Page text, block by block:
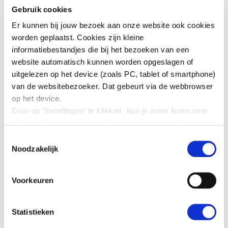
Gebruik cookies
Er kunnen bij jouw bezoek aan onze website ook cookies
worden geplaatst. Cookies zijn kleine
informatiebestandjes die bij het bezoeken van een
website automatisch kunnen worden opgeslagen of
uitgelezen op het device (zoals PC, tablet of smartphone)
van de websitebezoeker. Dat gebeurt via de webbrowser
op het device.
Door op ‘Instellingen’ te klikken, kun je meer lezen over
alle cookies zoals omschreven in onze cookieverklaring
in deze cookiebanner. Door op ‘Alleen noodzakelijke
noodzakelijke cookies.
lezen in onze
Noodzakelijk
Voorkeuren
Statistieken
kan, beter waar het moet (4812 kb)
Zicht op artikelen
Arbeidsmigratie: minder waar het kan, beter waar
het moet
Visie nodig op de toekomst van arbeidsmigratie
Arbeidsmigratie: keuzes voor gericht én gedragen
beleid
arbeidsmigratie
Kabinetsreactie